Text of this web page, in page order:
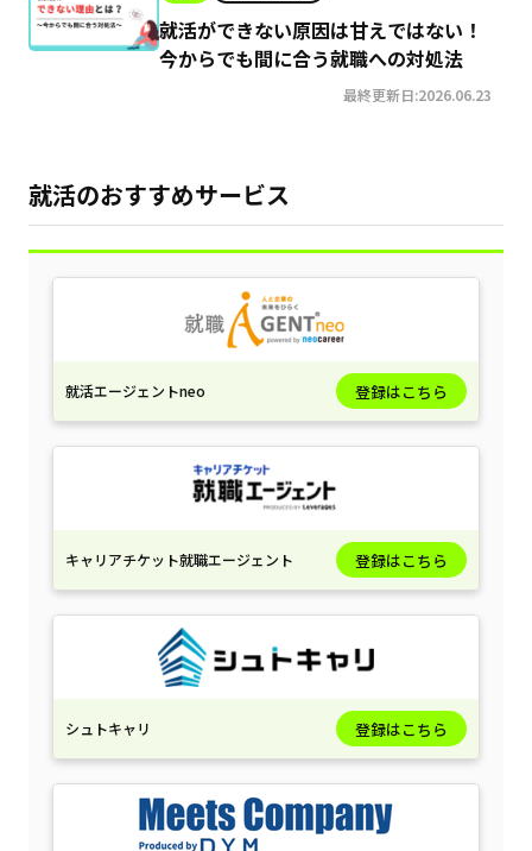
就活ができない原因は甘えではない！
今からでも間に合う就職への対処法
最終更新日:2026.06.23
就活のおすすめサービス
就活エージェントneo 登録はこちら
キャリアチケット就職エージェント 登録はこちら
シュトキャリ 登録はこちら